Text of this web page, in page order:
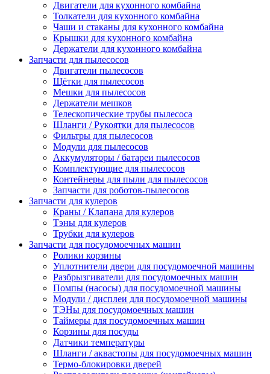
Двигатели для кухонного комбайна
Толкатели для кухонного комбайна
Чаши и стаканы для кухонного комбайна
Крышки для кухонного комбайна
Держатели для кухонного комбайна
Запчасти для пылесосов
Двигатели пылесосов
Щётки для пылесосов
Мешки для пылесосов
Держатели мешков
Телескопические трубы пылесоса
Шланги / Рукоятки для пылесосов
Фильтры для пылесосов
Модули для пылесосов
Аккумуляторы / батареи пылесосов
Комплектующие для пылесосов
Контейнеры для пыли для пылесосов
Запчасти для роботов-пылесосов
Запчасти для кулеров
Краны / Клапана для кулеров
Тэны для кулеров
Трубки для кулеров
Запчасти для посудомоечных машин
Ролики корзины
Уплотнители двери для посудомоечной машины
Разбрызгиватели для посудомоечных машин
Помпы (насосы) для посудомоечной машины
Модули / дисплеи для посудомоечной машины
ТЭНы для посудомоечных машин
Таймеры для посудомоечных машин
Корзины для посуды
Датчики температуры
Шланги / аквастопы для посудомоечных машин
Термо-блокировки дверей